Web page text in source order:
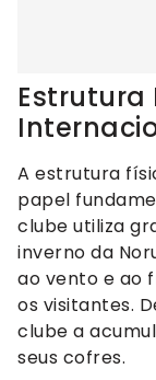
Estrutura
A estrutura
papel
clube utiliza
inverno da
ao vento e ao
os visitantes.
clube a
seus cofres.